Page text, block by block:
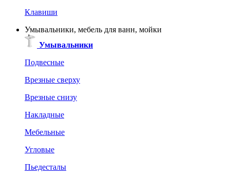
Клавиши
Умывальники, мебель для ванн, мойки
Умывальники
Подвесные
Врезные сверху
Врезные снизу
Накладные
Мебельные
Угловые
Пьедесталы